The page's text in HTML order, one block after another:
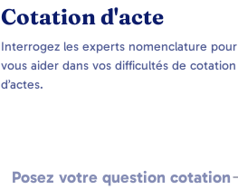
Cotation d'acte
Interrogez les experts nomenclature pour
vous aider dans vos difficultés de cotation
d’actes.
Posez votre question cotation